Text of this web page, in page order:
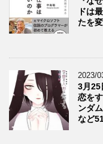
ドは
たを
2023/
3月25
恋を
ンダ
など